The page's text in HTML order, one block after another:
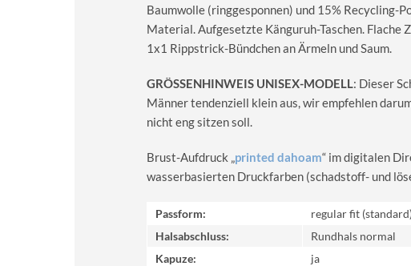
Baumwolle (ringgesponnen) und 15% Recycling-
Material. Aufgesetzte Känguruh-Taschen. Flache
1x1 Rippstrick-Bündchen an Ärmeln und Saum.
GRÖSSENHINWEIS UNISEX-MODELL: Dieser
Männer tendenziell klein aus, wir empfehlen
nicht eng sitzen soll.
Brust-Aufdruck „printed dahoam“ im digitalen
wasserbasierten Druckfarben (schadstoff- und
Passform:
regular fit
Halsabschluss:
Rundhals normal
Kapuze:
ja